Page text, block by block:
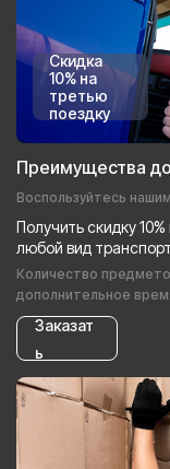
Скидка
10% на
третью
поездку
Преимущества
Воспользуйтесь
Получить скидку
любой вид
Количество
дополнительное
Заказат
ь